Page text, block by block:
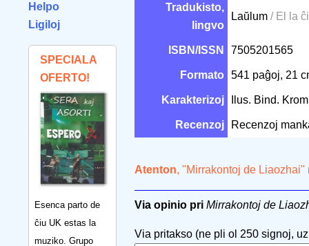
Helpo
Ligiloj
SPECIALA
OFERTO!
Esenca parto de
ĉiu UK estas la
muziko. Grupo
Tradukisto,
lingvo
Laŭlum / El la
ISBN/ISSN 7505201565
Formato 541 paĝoj, 21
Karakterizoj Ilus. Bind.
Recenzoj Recenzoj
Atenton, "Mirrakontoj de Liaozhai"
Via opinio pri Mirrakontoj de
Via pritakso (ne pli ol 250 signoj,